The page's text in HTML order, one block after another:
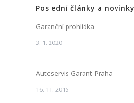
Poslední články a novinky
Garanční prohlídka
3. 1. 2020
Autoservis Garant Praha
16. 11. 2015